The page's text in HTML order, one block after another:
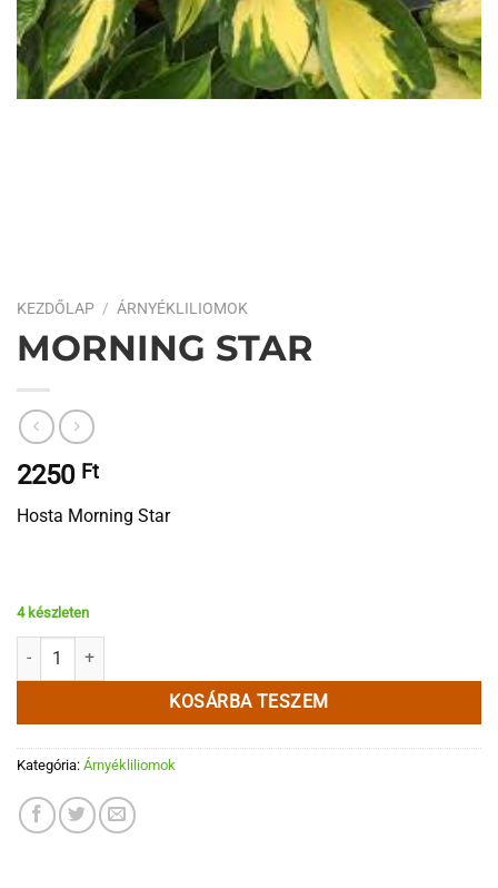
KEZDŐLAP / ÁRNYÉKLILIOMOK
MORNING STAR
2250 Ft
Hosta Morning Star
4 készleten
Morning Star mennyiség
KOSÁRBA TESZEM
Kategória: Árnyékliliomok